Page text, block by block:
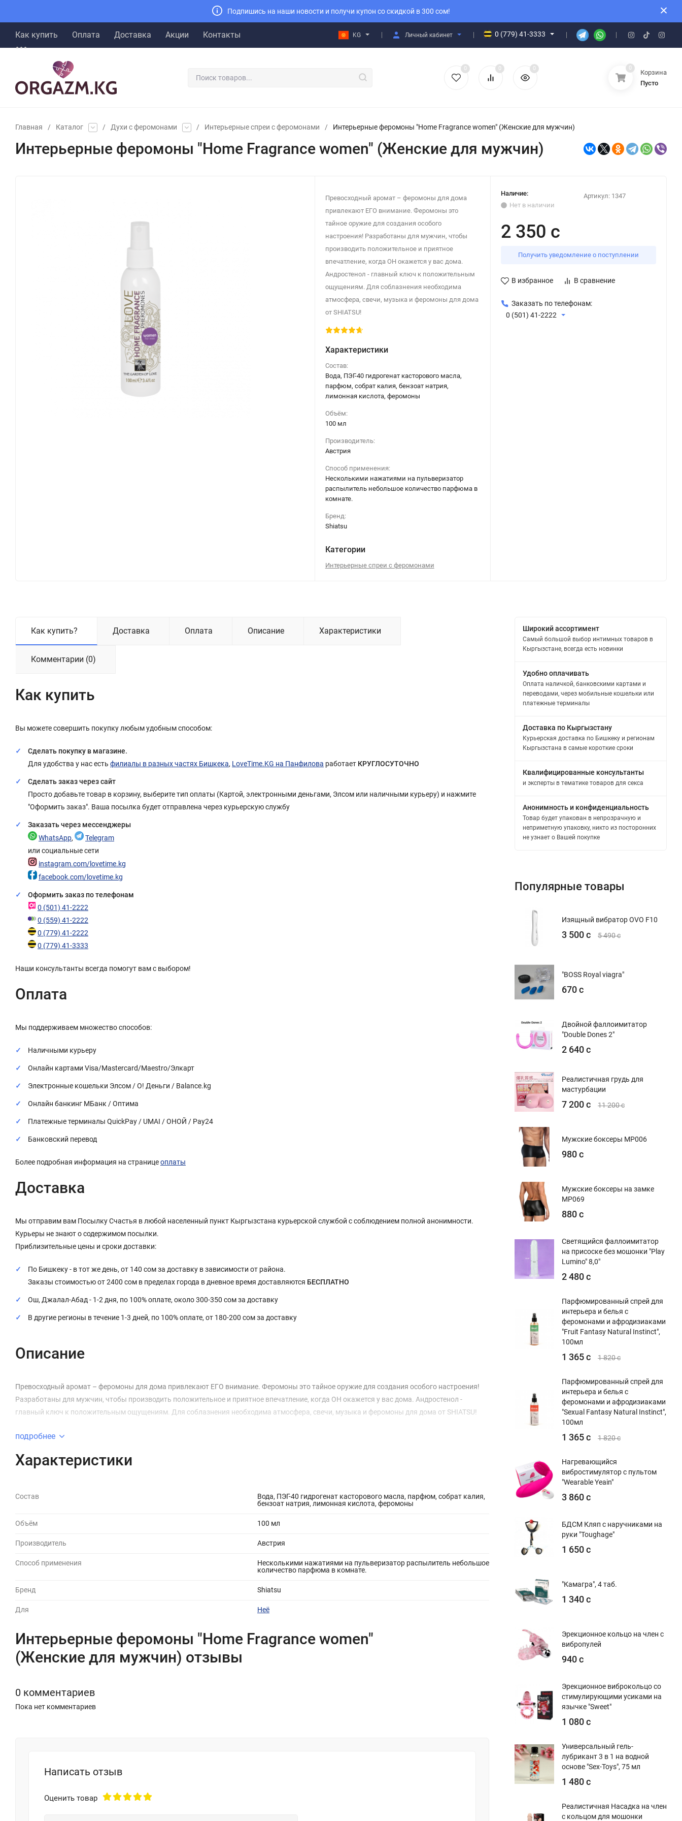
Подпишись на наши новости и получи купон со скидкой в 300 сом!
Как купить Оплата Доставка Акции Контакты KG Личный кабинет 0 (779) 41-3333
0 0 0 0
Корзина
Пусто
Главная / Каталог / Духи с феромонами / Интерьерные спреи с феромонами / Интерьерные феромоны "Home Fragrance women" (Женские для мужчин)
Интерьерные феромоны "Home Fragrance women" (Женские для мужчин)
Превосходный аромат – феромоны для дома
привлекают ЕГО внимание. Феромоны это
тайное оружие для создания особого
настроения! Разработаны для мужчин, чтобы
производить положительное и приятное
впечатление, когда ОН окажется у вас дома.
Андростенол - главный ключ к положительным
ощущениям. Для соблазнения необходима
атмосфера, свечи, музыка и феромоны для дома
от SHIATSU!
Характеристики
Состав:
Вода, ПЭГ-40 гидрогенат касторового масла,
парфюм, собрат калия, бензоат натрия,
лимонная кислота, феромоны
Объём:
100 мл
Производитель:
Австрия
Способ применения:
Несколькими нажатиями на пульверизатор
распылитель небольшое количество парфюма в
комнате.
Бренд:
Shiatsu
Категории
Интерьерные спреи с феромонами
Наличие:
Нет в наличии
Артикул: 1347
2 350 с
Получить уведомление о поступлении
В избранное В сравнение
Заказать по телефонам:
0 (501) 41-2222
Как купить? Доставка Оплата Описание Характеристики
Комментарии (0)
Как купить
Вы можете совершить покупку любым удобным способом:
Сделать покупку в магазине.
Для удобства у нас есть филиалы в разных частях Бишкека, LoveTime.KG на Панфилова работает КРУГЛОСУТОЧНО
Сделать заказ через сайт
Просто добавьте товар в корзину, выберите тип оплаты (Картой, электронными деньгами, Элсом или наличными курьеру) и нажмите
"Оформить заказ". Ваша посылка будет отправлена через курьерскую службу
Заказать через мессенджеры
WhatsApp,
Telegram
или социальные сети
instagram.com/lovetime.kg
facebook.com/lovetime.kg
Оформить заказ по телефонам
0 (501) 41-2222
0 (559) 41-2222
0 (779) 41-2222
0 (779) 41-3333
Наши консультанты всегда помогут вам с выбором!
Оплата
Мы поддерживаем множество способов:
Наличными курьеру
Онлайн картами Visa/Mastercard/Maestro/Элкарт
Электронные кошельки Элсом / О! Деньги / Balance.kg
Онлайн банкинг МБанк / Оптима
Платежные терминалы QuickPay / UMAI / ОНОЙ / Pay24
Банковский перевод
Более подробная информация на страницеоплаты
Доставка
Мы отправим вам Посылку Счастья в любой населенный пункт Кыргызстана курьерской службой с соблюдением полной анонимности.
Курьеры не знают о содержимом посылки.
Приблизительные цены и сроки доставки:
По Бишкеку - в тот же день, от 140 сом за доставку в зависимости от района.
Заказы стоимостью от 2400 сом в пределах города в дневное время доставляются БЕСПЛАТНО
Ош, Джалал-Абад - 1-2 дня, по 100% оплате, около 300-350 сом за доставку
В другие регионы в течение 1-3 дней, по 100% оплате, от 180-200 сом за доставку
Описание
Превосходный аромат – феромоны для дома привлекают ЕГО внимание. Феромоны это тайное оружие для создания особого настроения!
Разработаны для мужчин, чтобы производить положительное и приятное впечатление, когда ОН окажется у вас дома. Андростенол -
главный ключ к положительным ощущениям. Для соблазнения необходима атмосфера, свечи, музыка и феромоны для дома от SHIATSU!
подробнее
Характеристики
Состав
Вода, ПЭГ-40 гидрогенат касторового масла, парфюм, собрат калия,
бензоат натрия, лимонная кислота, феромоны
Объём 100 мл
Производитель Австрия
Способ применения
Несколькими нажатиями на пульверизатор распылитель небольшое
количество парфюма в комнате.
Бренд Shiatsu
Для Неё
Интерьерные феромоны "Home Fragrance women"
(Женские для мужчин) отзывы
0 комментариев
Пока нет комментариев
Написать отзыв
Оценить товар
Широкий ассортимент
Самый большой выбор интимных товаров в
Кыргызстане, всегда есть новинки
Удобно оплачивать
Оплата наличкой, банковскими картами и
переводами, через мобильные кошельки или
платежные терминалы
Доставка по Кыргызстану
Курьерская доставка по Бишкеку и регионам
Кыргызстана в самые короткие сроки
Квалифицированные консультанты
и эксперты в тематике товаров для секса
Анонимность и конфиденциальность
Товар будет упакован в непрозрачную и
неприметную упаковку, никто из посторонних
не узнает о Вашей покупке
Популярные товары
Изящный вибратор OVO F10
3 500 с 5 490 с
"BOSS Royal viagra"
670 с
Двойной фаллоимитатор
"Double Dones 2"
2 640 с
Реалистичная грудь для
мастурбации
7 200 с 11 200 с
Мужские боксеры MP006
980 с
Мужские боксеры на замке
MP069
880 с
Светящийся фаллоимитатор
на присоске без мошонки "Play
Lumino" 8,0"
2 480 с
Парфюмированный спрей для
интерьера и белья с
феромонами и афродизиаками
"Fruit Fantasy Natural Instinct",
100мл
1 365 с 1 820 с
Парфюмированный спрей для
интерьера и белья с
феромонами и афродизиаками
"Sexual Fantasy Natural Instinct",
100мл
1 365 с 1 820 с
Нагревающийся
вибростимулятор с пультом
"Wearable Yeain"
3 860 с
БДСМ Кляп с наручниками на
руки "Toughage"
1 650 с
"Камагра", 4 таб.
1 340 с
Эрекционное кольцо на член с
вибропулей
940 с
Эрекционное виброкольцо со
стимулирующими усиками на
язычке "Sweet"
1 080 с
Универсальный гель-
лубрикант 3 в 1 на водной
основе "Sex-Toys", 75 мл
1 480 с
Реалистичная Насадка на член
с кольцом для мошонки